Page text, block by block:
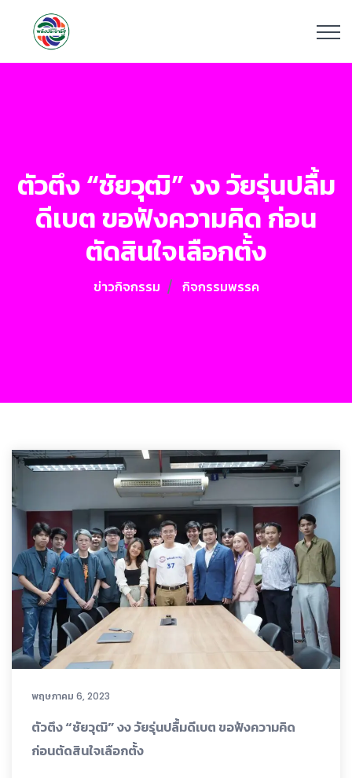
ตัวตึง “ชัยวุฒิ” งง วัยรุ่นปลื้ม
ดีเบต ขอฟังความคิด ก่อน
ตัดสินใจเลือกตั้ง
ข่าวกิจกรรม กิจกรรมพรรค
พฤษภาคม 6, 2023
ตัวตึง “ชัยวุฒิ” งง วัยรุ่นปลื้มดีเบต ขอฟังความคิด
ก่อนตัดสินใจเลือกตั้ง